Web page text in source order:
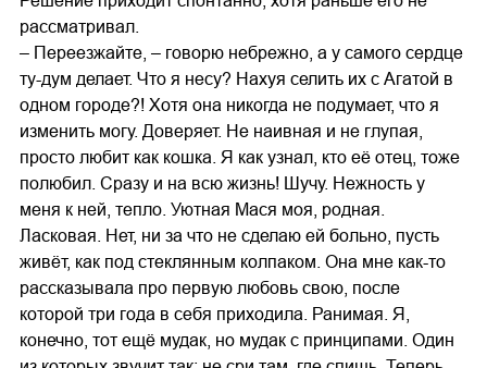
рассматривал.
– Переезжайте, – говорю небрежно, а у самого сердце
ту-дум делает. Что я несу? Нахуя селить их с Агатой в
одном городе?! Хотя она никогда не подумает, что я
изменить могу. Доверяет. Не наивная и не глупая,
просто любит как кошка. Я как узнал, кто её отец, тоже
полюбил. Сразу и на всю жизнь! Шучу. Нежность у
меня к ней, тепло. Уютная Мася моя, родная.
Ласковая. Нет, ни за что не сделаю ей больно, пусть
живёт, как под стеклянным колпаком. Она мне как-то
рассказывала про первую любовь свою, после
которой три года в себя приходила. Ранимая. Я,
конечно, тот ещё мудак, но мудак с принципами. Один